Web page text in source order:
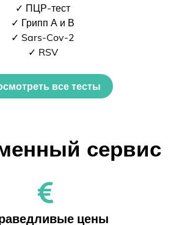
✓ ПЦР-тест
✓ Грипп А и В
✓ Sars-Cov-2
✓ RSV
все тесты
сервис
цены